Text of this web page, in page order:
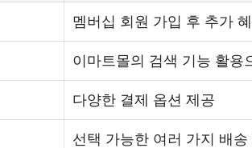
멤버십 회원 가입 후 추가
이마트몰의 검색 기능 활용
다양한 결제 옵션 제공
선택 가능한 여러 가지 배송